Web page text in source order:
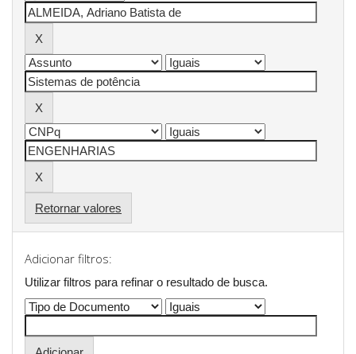
Retornar valores
Adicionar filtros:
Utilizar filtros para refinar o resultado de busca.